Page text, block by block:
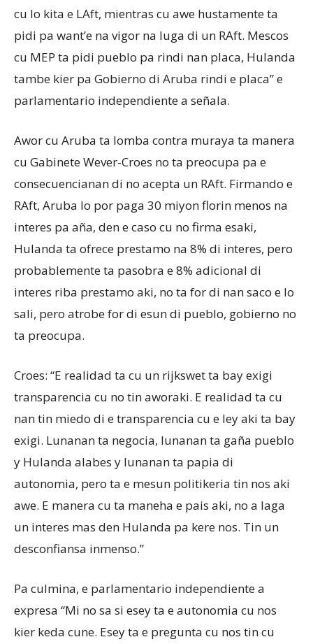
cu lo kita e LAft, mientras cu awe hustamente ta
pidi pa want’e na vigor na luga di un RAft. Mescos
cu MEP ta pidi pueblo pa rindi nan placa, Hulanda
tambe kier pa Gobierno di Aruba rindi e placa” e
parlamentario independiente a señala.
Awor cu Aruba ta lomba contra muraya ta manera
cu Gabinete Wever-Croes no ta preocupa pa e
consecuencianan di no acepta un RAft. Firmando e
RAft, Aruba lo por paga 30 miyon florin menos na
interes pa aña, den e caso cu no firma esaki,
Hulanda ta ofrece prestamo na 8% di interes, pero
probablemente ta pasobra e 8% adicional di
interes riba prestamo aki, no ta for di nan saco e lo
sali, pero atrobe for di esun di pueblo, gobierno no
ta preocupa.
Croes: “E realidad ta cu un rijkswet ta bay exigi
transparencia cu no tin aworaki. E realidad ta cu
nan tin miedo di e transparencia cu e ley aki ta bay
exigi. Lunanan ta negocia, lunanan ta gaña pueblo
y Hulanda alabes y lunanan ta papia di
autonomia, pero ta e mesun politikeria tin nos aki
awe. E manera cu ta maneha e pais aki, no a laga
un interes mas den Hulanda pa kere nos. Tin un
desconfiansa inmenso.”
Pa culmina, e parlamentario independiente a
expresa “Mi no sa si esey ta e autonomia cu nos
kier keda cune. Esey ta e pregunta cu nos tin cu